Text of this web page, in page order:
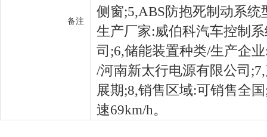
备注
侧窗;5,ABS防抱死制动系
生产厂家:威伯科汽车控制
司;6,储能装置种类/生产企
/河南新太行电源有限公司
展期;8,销售区域:可销售全
速69km/h。